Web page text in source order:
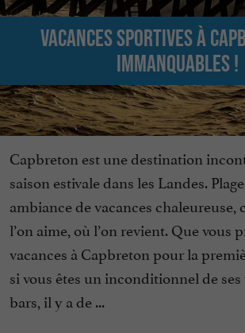
Vacances sportives à
immanquables !
Capbreton est une destination
saison estivale dans les Landes.
ambiance de vacances chaleureuse,
l’on aime, où l’on revient. Que vous
vacances à Capbreton pour la
si vous êtes un inconditionnel de ses
bars, il y a de ...